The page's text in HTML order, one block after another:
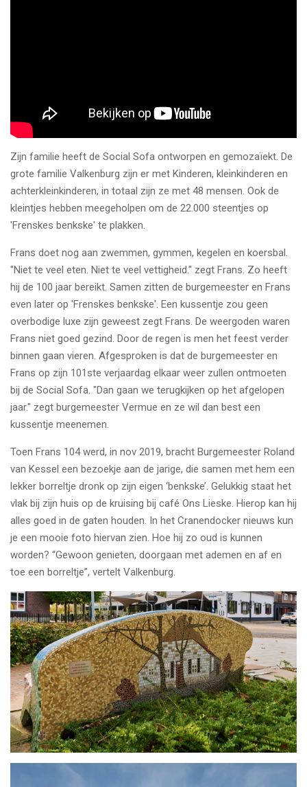
Zijn familie heeft de Social Sofa ontworpen en gemozaïekt. De
grote familie Valkenburg zijn er met Kinderen, kleinkinderen en
achterkleinkinderen, in totaal zijn ze met 48 mensen. Ook de
kleintjes hebben meegeholpen om de 22.000 steentjes op
'Frenskes benkske' te plakken.
Frans doet nog aan zwemmen, gymmen, kegelen en koersbal.
"Niet te veel eten. Niet te veel vettigheid." zegt Frans. Zo heeft
hij de 100 jaar bereikt. Samen zitten de burgemeester en Frans
even later op 'Frenskes benkske'. Een kussentje zou geen
overbodige luxe zijn geweest zegt Frans. De weergoden waren
Frans niet goed gezind. Door de regen is men het feest verder
binnen gaan vieren. Afgesproken is dat de burgemeester en
Frans op zijn 101ste verjaardag elkaar weer zullen ontmoeten
bij de Social Sofa. "Dan gaan we terugkijken op het afgelopen
jaar." zegt burgemeester Vermue en ze wil dan best een
kussentje meenemen.
Toen Frans 104 werd, in nov 2019, bracht Burgemeester Roland
van Kessel een bezoekje aan de jarige, die samen met hem een
lekker borreltje dronk op zijn eigen ‘benkske’. Gelukkig staat het
vlak bij zijn huis op de kruising bij café Ons Lieske. Hierop kan hij
alles goed in de gaten houden. In het Cranendocker nieuws kun
je een mooie foto hiervan zien. Hoe hij zo oud is kunnen
worden? “Gewoon genieten, doorgaan met ademen en af en
toe een borreltje”, vertelt Valkenburg.